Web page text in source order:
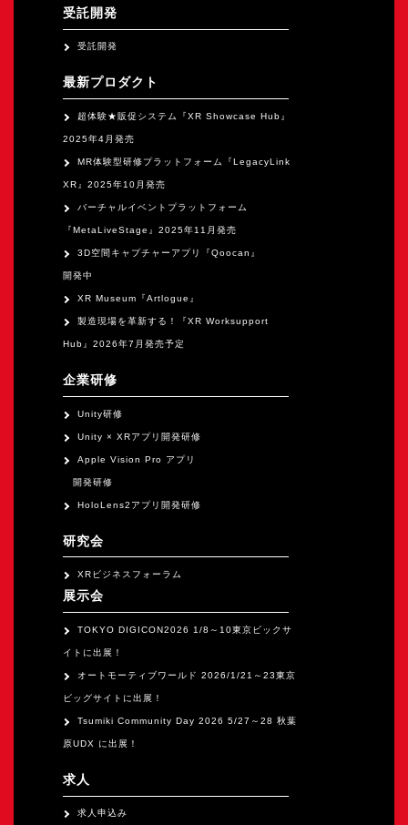
受託開発
受託開発
最新プロダクト
超体験★販促システム『XR Showcase Hub』
2025年4月発売
MR体験型研修プラットフォーム『LegacyLink
XR』2025年10月発売
バーチャルイベントプラットフォーム
『MetaLiveStage』2025年11月発売
3D空間キャプチャーアプリ『Qoocan』
開発中
XR Museum『Artlogue』
製造現場を革新する！『XR Worksupport
Hub』2026年7月発売予定
企業研修
Unity研修
Unity × XRアプリ開発研修
Apple Vision Pro アプリ
開発研修
HoloLens2アプリ開発研修
研究会
XRビジネスフォーラム
展示会
TOKYO DIGICON2026 1/8～10東京ビックサ
イトに出展！
オートモーティブワールド 2026/1/21～23東京
ビッグサイトに出展！
Tsumiki Community Day 2026 5/27～28 秋葉
原UDX に出展！
求人
求人申込み